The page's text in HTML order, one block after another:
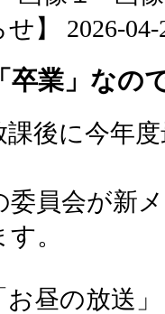
せ】 2026-
卒業」なの
課後に今年
委員会が新
。
お昼の放送